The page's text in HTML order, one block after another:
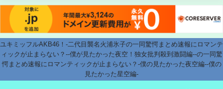
ユキミッフルAKB46！-二代目襲名火浦氷子の一同驚愕まとめ速報にロマンテ
ィックが止まらない？--僕が見たかった夜空！独女批判殺到激闘編--の一同驚
愕まとめ速報にロマンティックが止まらない？-僕の見たかった夜空編--僕の
見たかった星空編-